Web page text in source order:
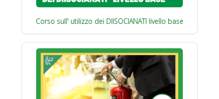
Corso sull' utilizzo dei DIISOCIANATI livello base